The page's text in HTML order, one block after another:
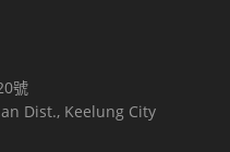
號
Dist., Keelung City